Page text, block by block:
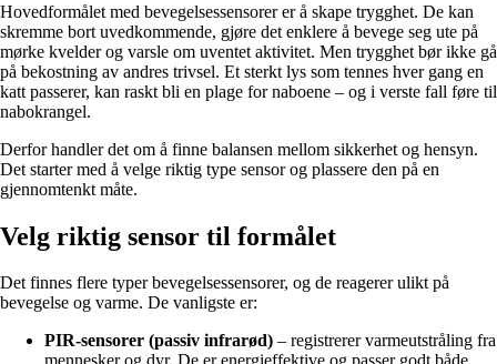
Hovedformålet med bevegelsessensorer er å skape trygghet. De kan
skremme bort uvedkommende, gjøre det enklere å bevege seg ute på
mørke kvelder og varsle om uventet aktivitet. Men trygghet bør ikke gå
på bekostning av andres trivsel. Et sterkt lys som tennes hver gang en
katt passerer, kan raskt bli en plage for naboene – og i verste fall føre til
nabokrangel.
Derfor handler det om å finne balansen mellom sikkerhet og hensyn.
Det starter med å velge riktig type sensor og plassere den på en
gjennomtenkt måte.
Velg riktig sensor til formålet
Det finnes flere typer bevegelsessensorer, og de reagerer ulikt på
bevegelse og varme. De vanligste er:
PIR-sensorer (passiv infrarød) – registrerer varmeutstråling fra